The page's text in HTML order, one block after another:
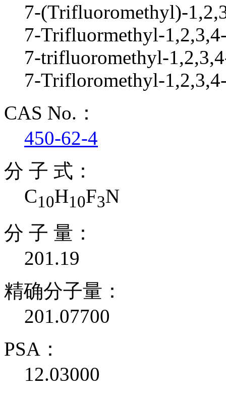
7-(Trifluoromethyl)-
7-Trifluormethyl-
7-trifluoromethyl-
7-Trifloromethyl-
CAS No.：
450-62-4
分 子 式：
C10H10F3N
分 子 量：
201.19
精确分子量：
201.07700
PSA：
12.03000